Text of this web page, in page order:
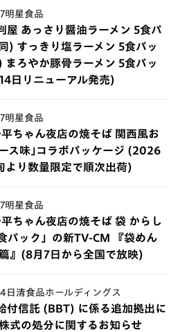
明星食品
屋 あっさり醤油ラーメン 5食パ
) すっきり塩ラーメン 5食パッ
まろやか豚骨ラーメン 5食パッ
日リニューアル発売)
明星食品
平ちゃん夜店の焼そば 関西風お
ス味｣コラボパッケージ (2026
より数量限定で順次出荷)
明星食品
平ちゃん夜店の焼そば 袋 からし
パック」の新TV-CM 『袋めん
』(8月7日から全国で放映)
日清食品ホールディングス
付信託 (BBT) に係る追加拠出に
式の処分に関するお知らせ